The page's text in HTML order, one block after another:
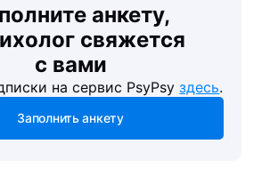
анкету,
свяжется
с вами
на сервис PsyPsyздесь.
Заполнить анкету